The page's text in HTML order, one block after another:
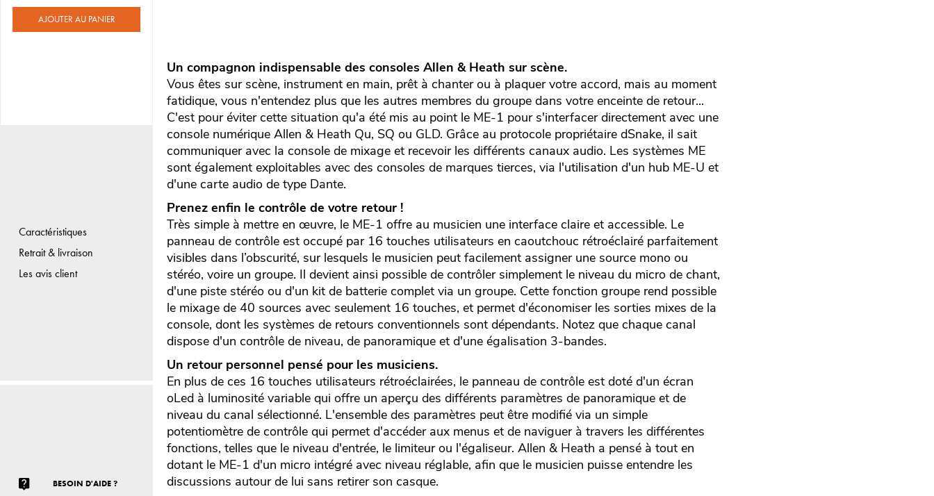
AJOUTER AU PANIER
Caractéristiques
Retrait & livraison
Les avis client
BESOIN D'AIDE ?
Un compagnon indispensable des consoles Allen & Heath sur scène.
Vous êtes sur scène, instrument en main, prêt à chanter ou à plaquer votre accord, mais au moment
fatidique, vous n'entendez plus que les autres membres du groupe dans votre enceinte de retour...
C'est pour éviter cette situation qu'a été mis au point le ME-1 pour s'interfacer directement avec une
console numérique Allen & Heath Qu, SQ ou GLD. Grâce au protocole propriétaire dSnake, il sait
communiquer avec la console de mixage et recevoir les différents canaux audio. Les systèmes ME
sont également exploitables avec des consoles de marques tierces, via l'utilisation d'un hub ME-U et
d'une carte audio de type Dante.
Prenez enfin le contrôle de votre retour !
Très simple à mettre en œuvre, le ME-1 offre au musicien une interface claire et accessible. Le
panneau de contrôle est occupé par 16 touches utilisateurs en caoutchouc rétroéclairé parfaitement
visibles dans l’obscurité, sur lesquels le musicien peut facilement assigner une source mono ou
stéréo, voire un groupe. Il devient ainsi possible de contrôler simplement le niveau du micro de chant,
d'une piste stéréo ou d'un kit de batterie complet via un groupe. Cette fonction groupe rend possible
le mixage de 40 sources avec seulement 16 touches, et permet d'économiser les sorties mixes de la
console, dont les systèmes de retours conventionnels sont dépendants. Notez que chaque canal
dispose d'un contrôle de niveau, de panoramique et d'une égalisation 3-bandes.
Un retour personnel pensé pour les musiciens.
En plus de ces 16 touches utilisateurs rétroéclairées, le panneau de contrôle est doté d'un écran
oLed à luminosité variable qui offre un aperçu des différents paramètres de panoramique et de
niveau du canal sélectionné. L'ensemble des paramètres peut être modifié via un simple
potentiomètre de contrôle qui permet d'accéder aux menus et de naviguer à travers les différentes
fonctions, telles que le niveau d'entrée, le limiteur ou l'égaliseur. Allen & Heath a pensé à tout en
dotant le ME-1 d'un micro intégré avec niveau réglable, afin que le musicien puisse entendre les
discussions autour de lui sans retirer son casque.